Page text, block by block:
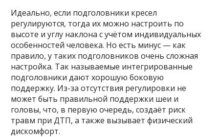
Идеально, если подголовники кресел
регулируются, тогда их можно настроить по
высоте и углу наклона с учётом индивидуальных
особенностей человека. Но есть минус — как
правило, у таких подголовников очень сложная
настройка. Так называемые интегрированные
подголовники дают хорошую боковую
поддержку. Из-за отсутствия регулировки не
может быть правильной поддержки шеи и
головы, что, в первую очередь, создаёт риск
травм при ДТП, а также вызывает физический
дискомфорт.